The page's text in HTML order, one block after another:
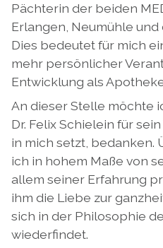
Pächterin der beiden
Erlangen, Neumühle
Dies bedeutet für mich
mehr persönlicher
Entwicklung als
An dieser Stelle möchte
Dr. Felix Schielein für
in mich setzt, bedanken.
ich in hohem Maße von
allem seiner Erfahrung
ihm die Liebe zur
sich in der Philosophie
wiederfindet.